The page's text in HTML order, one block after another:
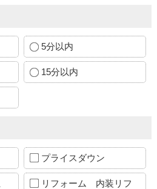
5分以内
15分以内
プライスダウン
リフォーム 内装リフ